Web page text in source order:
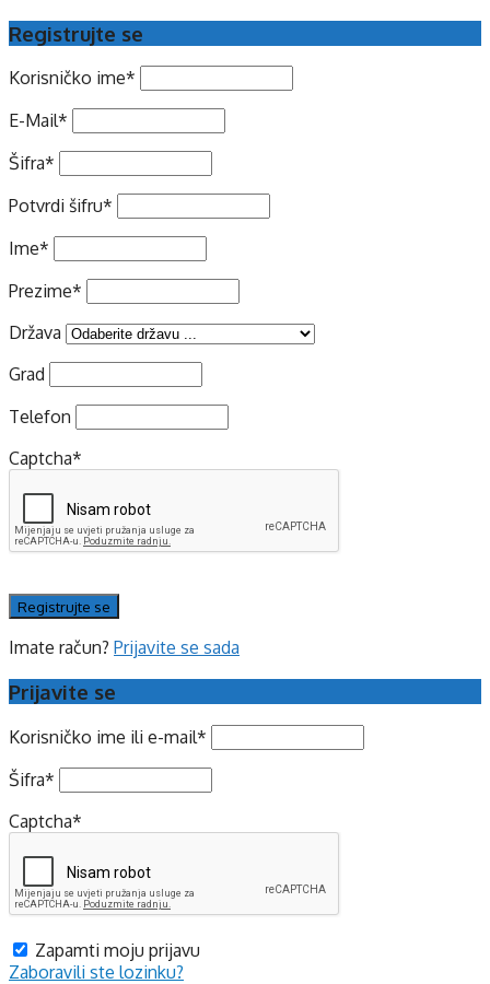
Registrujte se
Korisničko ime*
E-Mail*
Šifra*
Potvrdi šifru*
Ime*
Prezime*
Država
Grad
Telefon
Captcha*
Imate račun? Prijavite se sada
Prijavite se
Korisničko ime ili e-mail*
Šifra*
Captcha*
Zapamti moju prijavu
Zaboravili ste lozinku?